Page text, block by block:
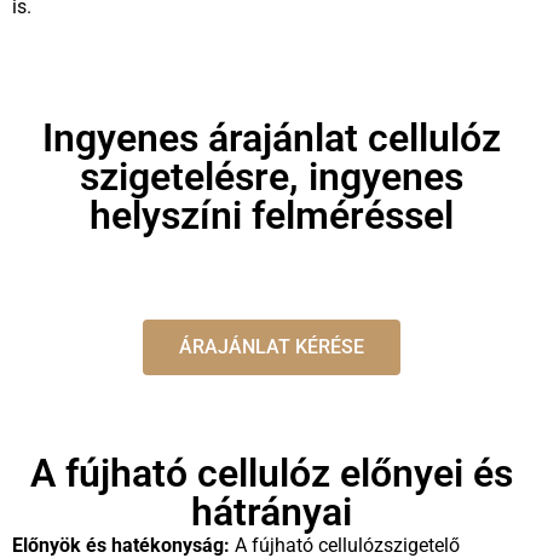
is.
Ingyenes árajánlat cellulóz
szigetelésre, ingyenes
helyszíni felméréssel
ÁRAJÁNLAT KÉRÉSE
A fújható cellulóz előnyei és
hátrányai
Előnyök és hatékonyság: A fújható cellulózszigetelő